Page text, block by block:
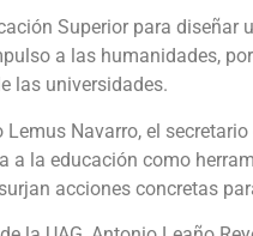
Superior para diseñar
a las humanidades,
las universidades.
Navarro, el
a la educación como
acciones concretas